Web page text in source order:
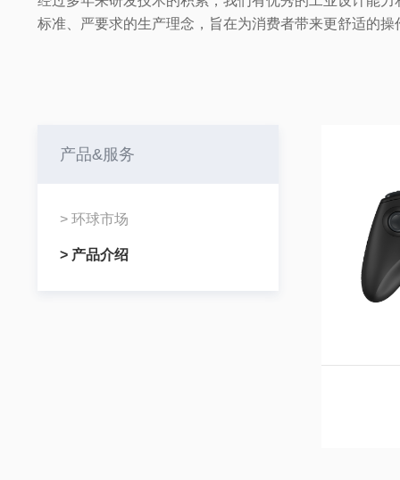
标准、严要求的生产理念，旨在为消费者带来更舒适的
产品&服务
> 环球市场
> 产品介绍